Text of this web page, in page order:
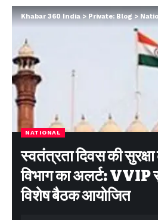
Khabar 360 India>Private: Blog>
NATIONAL
स्वतंत्रता दिवस की
विभाग का अलर्ट: VVIP
विशेष बैठक आयोजित